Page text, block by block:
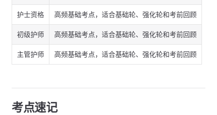
护士资格 高频基础考点，适合基础轮、强化轮和考前回顾
初级护师 高频基础考点，适合基础轮、强化轮和考前回顾
主管护师 高频基础考点，适合基础轮、强化轮和考前回顾
考点速记